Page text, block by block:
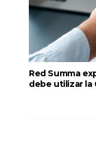
Red Summa
debe utilizar la